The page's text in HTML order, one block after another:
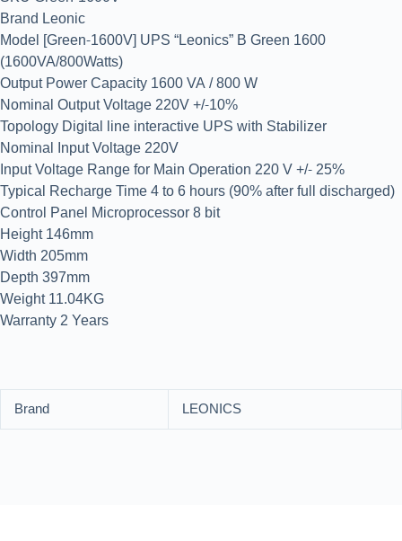
Brand Leonic
Model [Green-1600V] UPS “Leonics” B Green 1600
(1600VA/800Watts)
Output Power Capacity 1600 VA / 800 W
Nominal Output Voltage 220V +/-10%
Topology Digital line interactive UPS with Stabilizer
Nominal Input Voltage 220V
Input Voltage Range for Main Operation 220 V +/- 25%
Typical Recharge Time 4 to 6 hours (90% after full discharged)
Control Panel Microprocessor 8 bit
Height 146mm
Width 205mm
Depth 397mm
Weight 11.04KG
Warranty 2 Years
Brand LEONICS